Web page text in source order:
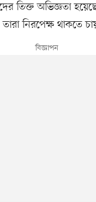
তিক্ত অভিজ্ঞতা
নিরপেক্ষ থাকতে